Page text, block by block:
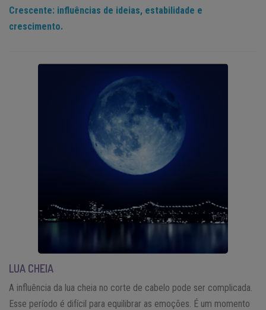
Crescente: influências de ideias, estabilidade e
crescimento.
LUA CHEIA
A influência da lua cheia no corte de cabelo pode ser complicada.
Esse período é difícil para equilibrar as emoções. É um momento